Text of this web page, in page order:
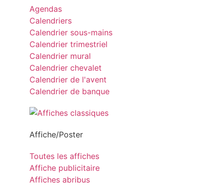
Agendas
Calendriers
Calendrier sous-mains
Calendrier trimestriel
Calendrier mural
Calendrier chevalet
Calendrier de l'avent
Calendrier de banque
Affiche/Poster
Toutes les affiches
Affiche publicitaire
Affiches abribus